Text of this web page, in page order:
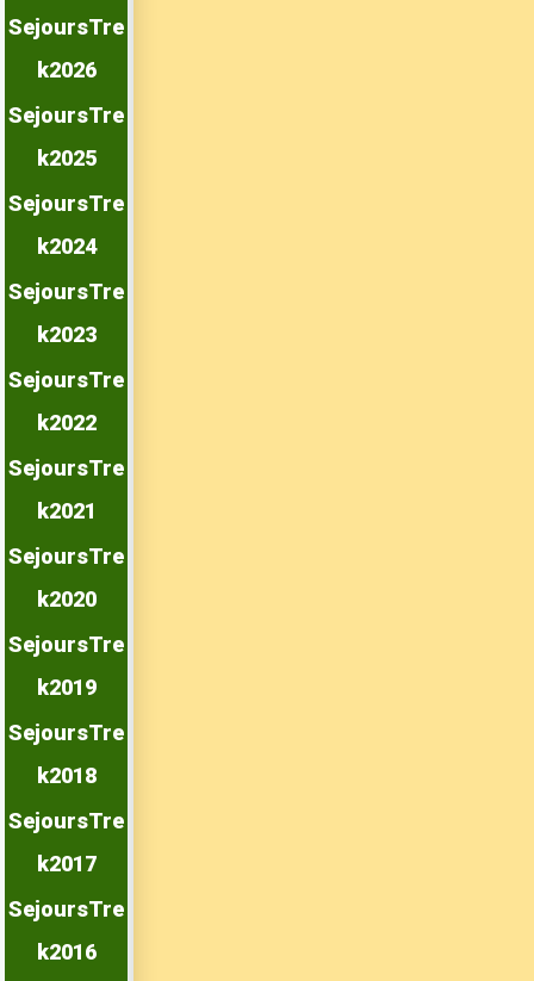
SejoursTre
k2026
SejoursTre
k2025
SejoursTre
k2024
SejoursTre
k2023
SejoursTre
k2022
SejoursTre
k2021
SejoursTre
k2020
SejoursTre
k2019
SejoursTre
k2018
SejoursTre
k2017
SejoursTre
k2016